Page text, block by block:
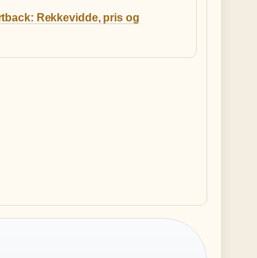
Rekkevidde, pris og